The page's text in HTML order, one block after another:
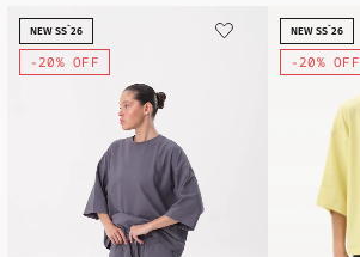
-20% OFF
NEW SS`26
-20% OFF
NEW SS`26